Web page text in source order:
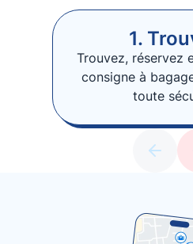
1.
Trouvez, réservez
consigne à
toute